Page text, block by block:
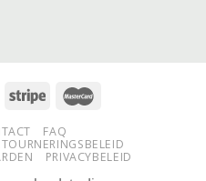
FAQ
PRIVACYBELEID